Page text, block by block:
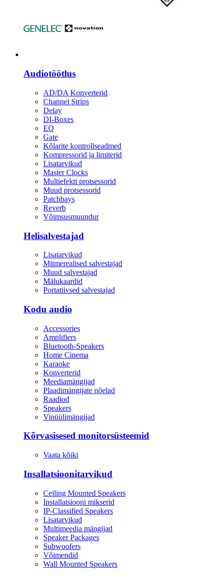
Audiotöötlus
AD/DA Konverterid
Channel Strips
Delay
DI-Boxes
EQ
Gate
Kõlarite kontrollseadmed
Kompressorid ja limiterid
Lisatarvikud
Master Clocks
Multiefekti protsessorid
Muud protsessorid
Patchbays
Reverb
Võimsusmuundur
Helisalvestajad
Lisatarvikud
Mitmerealised salvestajad
Muud salvestajad
Mälukaardid
Portatiivsed salvestajad
Kodu audio
Accessories
Amplifiers
Bluetooth-Speakers
Home Cinema
Karaoke
Konverterid
Meediamängijad
Plaadimängijate nõelad
Raadiod
Speakers
Vinüülimängijad
Kõrvasisesed monitorsüsteemid
Vaata kõiki
Insallatsioonitarvikud
Ceiling Mounted Speakers
Installatsiooni mikserid
IP-Classified Speakers
Lisatarvikud
Multimeedia mängijad
Speaker Packages
Subwoofers
Võimendid
Wall Mounted Speakers